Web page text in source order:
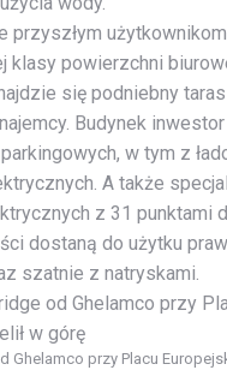
przyszłym
klasy powierzchni
się podniebny
Budynek
w tym z
A także
z 31 punktami
dostaną do użytku
szatnie z natryskami.
Ghelamco przy Placu